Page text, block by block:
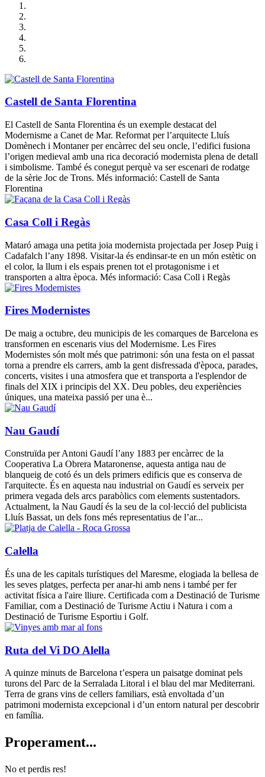
Castell de Santa Florentina
El Castell de Santa Florentina és un exemple destacat del
Modernisme a Canet de Mar. Reformat per l’arquitecte Lluís
Domènech i Montaner per encàrrec del seu oncle, l’edifici fusiona
l’origen medieval amb una rica decoració modernista plena de detall
i simbolisme. També és conegut perquè va ser escenari de rodatge
de la sèrie Joc de Trons. Més informació: Castell de Santa
Florentina
Casa Coll i Regàs
Mataró amaga una petita joia modernista projectada per Josep Puig i
Cadafalch l’any 1898. Visitar-la és endinsar-te en un món estètic on
el color, la llum i els espais prenen tot el protagonisme i et
transporten a altra època. Més informació: Casa Coll i Regàs
Fires Modernistes
De maig a octubre, deu municipis de les comarques de Barcelona es
transformen en escenaris vius del Modernisme. Les Fires
Modernistes són molt més que patrimoni: són una festa on el passat
torna a prendre els carrers, amb la gent disfressada d'època, parades,
concerts, visites i una atmosfera que et transporta a l'esplendor de
finals del XIX i principis del XX. Deu pobles, deu experiències
úniques, una mateixa passió per una è...
Nau Gaudí
Construïda per Antoni Gaudí l’any 1883 per encàrrec de la
Cooperativa La Obrera Mataronense, aquesta antiga nau de
blanqueig de cotó és un dels primers edificis que es conserva de
l'arquitecte. És en aquesta nau industrial on Gaudí es serveix per
primera vegada dels arcs parabòlics com elements sustentadors.
Actualment, la Nau Gaudí és la seu de la col·lecció del publicista
Lluís Bassat, un dels fons més representatius de l’ar...
Calella
És una de les capitals turístiques del Maresme, elogiada la bellesa de
les seves platges, perfecta per anar-hi amb nens i també per fer
activitat física a l'aire lliure. Certificada com a Destinació de Turisme
Familiar, com a Destinació de Turisme Actiu i Natura i com a
Destinació de Turisme Esportiu i Golf.
Ruta del Vi DO Alella
A quinze minuts de Barcelona t’espera un paisatge dominat pels
turons del Parc de la Serralada Litoral i el blau del mar Mediterrani.
Terra de grans vins de cellers familiars, està envoltada d’un
patrimoni modernista excepcional i d’un entorn natural per descobrir
en família.
Properament...
No et perdis res!